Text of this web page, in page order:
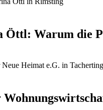
Warum die